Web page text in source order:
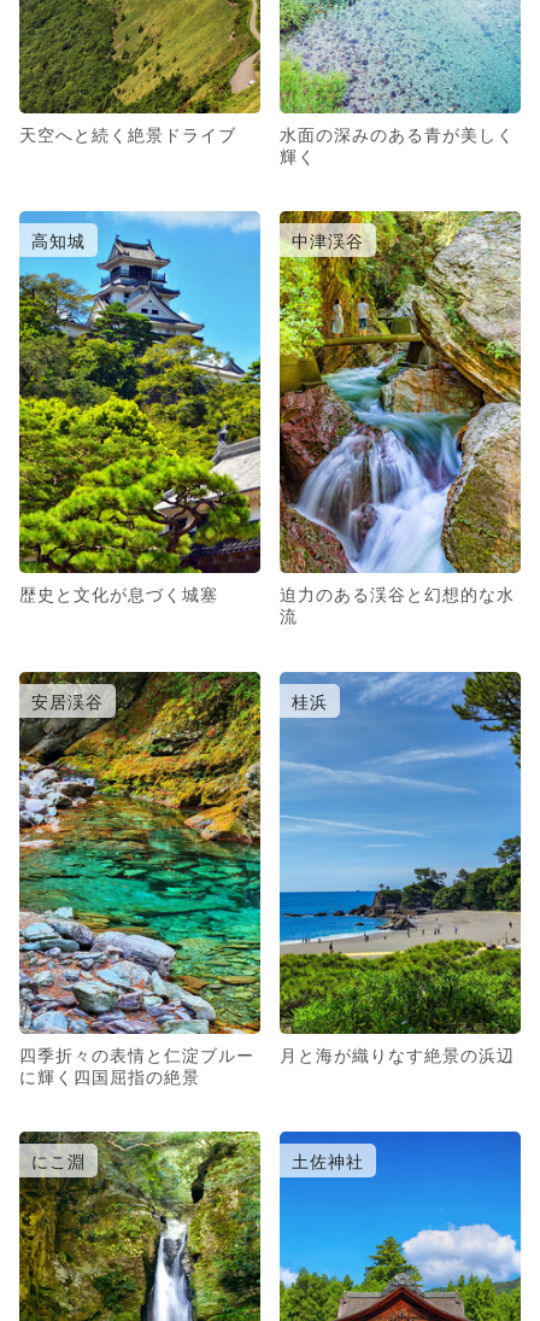
天空へと続く絶景ドライブ
水面の深みのある青が美しく
輝く
高知城
歴史と文化が息づく城塞
中津渓谷
迫力のある渓谷と幻想的な水
流
安居渓谷
四季折々の表情と仁淀ブルー
に輝く四国屈指の絶景
桂浜
月と海が織りなす絶景の浜辺
にこ淵 土佐神社